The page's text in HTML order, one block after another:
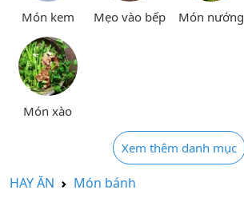
Món kem Mẹo vào bếp Món nướng
Món xào
Xem thêm danh mục
HAY ĂN Món bánh